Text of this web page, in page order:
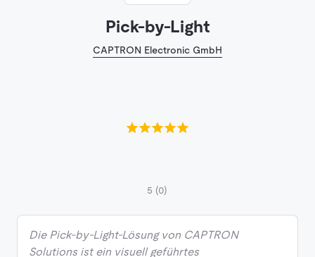
Pick-by-Light
CAPTRON Electronic GmbH
5 (0)
Die Pick-by-Light-Lösung von CAPTRON
Solutions ist ein visuell geführtes